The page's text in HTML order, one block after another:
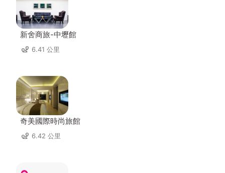
新舍商旅-中壢館
6.41 公里
奇美國際時尚旅館
6.42 公里